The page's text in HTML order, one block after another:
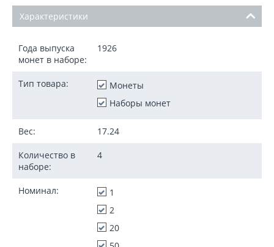
Характеристики
Года выпуска
монет в наборе:
1926
Тип товара:
Монеты
Наборы монет
Вес: 17.24
Количество в
наборе:
4
Номинал:
1
2
20